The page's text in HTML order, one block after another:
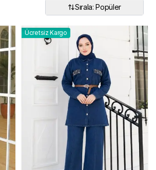
Sırala: Popüler
Ücretsiz Kargo